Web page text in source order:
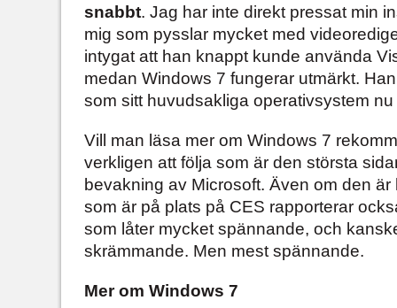
snabbt. Jag har inte direkt pressat min
mig som pysslar mycket med
intygat att han knappt kunde använda
medan Windows 7 fungerar utmärkt.
som sitt huvudsakliga operativsystem
Vill man läsa mer om Windows 7
verkligen att följa som är den största
bevakning av Microsoft. Även om den
som är på plats på CES rapporterar
som låter mycket spännande, och
skrämmande. Men mest spännande.
Mer om Windows 7